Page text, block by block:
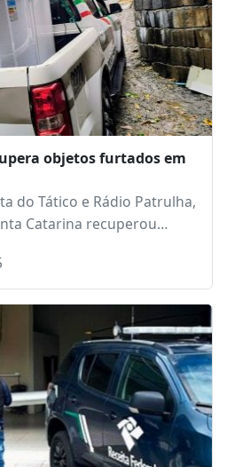
objetos furtados em
do Tático e Rádio Patrulha,
Catarina recuperou…